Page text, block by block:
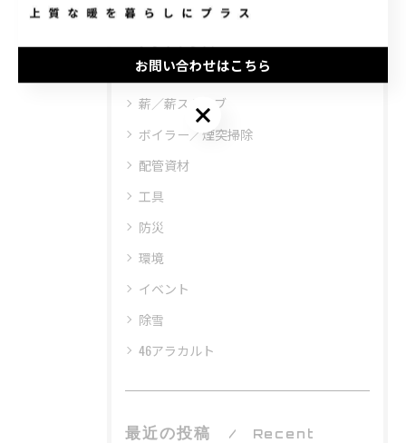
ペレットストーブ
ペレット／ペレットストーブ
薪／薪ストーブ
ボイラー／煙突掃除
配管資材
工具
防災
環境
イベント
除雪
46アラカルト
最近の投稿
Recent
お問い合わせはこちら
お問い合わせはこちら